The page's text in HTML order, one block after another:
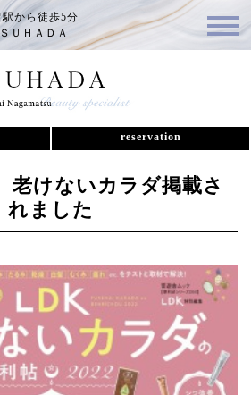
から徒歩5分
ＵＨＡＤＡ
reservation
けないカラダ掲載さ
れました